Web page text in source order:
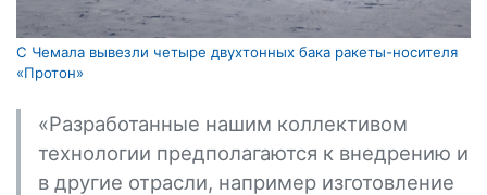
С Чемала вывезли четыре двухтонных бака ракеты-носителя
«Протон»
«Разработанные нашим коллективом
технологии предполагаются к внедрению и
в другие отрасли, например изготовление